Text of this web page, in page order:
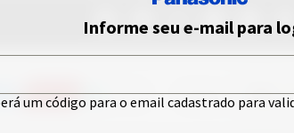
Informe seu e-mail para
um código para o email cadastrado para
Feito por: